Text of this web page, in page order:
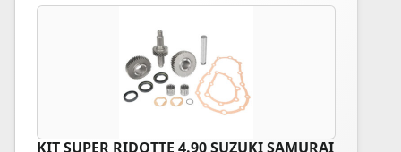
KIT SUPER RIDOTTE 4.90 SUZUKI SAMURAI